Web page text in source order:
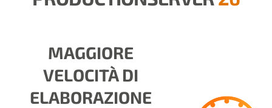
MAGGIORE
VELOCITÀ DI
ELABORAZIONE